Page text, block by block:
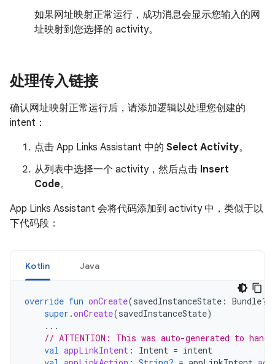
如果网址映射正常运行，成功消息会显示您输入的网
址映射到您选择的 activity。
处理传入链接
确认网址映射正常运行后，请添加逻辑以处理您创建的
intent：
点击 App Links Assistant 中的 Select Activity。
从列表中选择一个 activity，然后点击 Insert
Code。
App Links Assistant 会将代码添加到 activity 中，类似于以
下代码段：
Kotlin Java
override fun onCreate(savedInstanceState : Bundle?)
super .onCreate(savedInstanceState)
...
// ATTENTION: This was auto-generated to
val appLinkIntent : Intent = intent